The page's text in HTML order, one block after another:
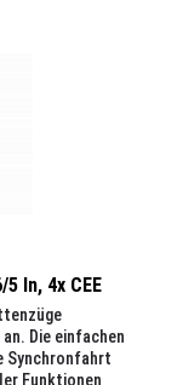
In, 4x CEE
Die einfachen
Synchronfahrt
Funktionen